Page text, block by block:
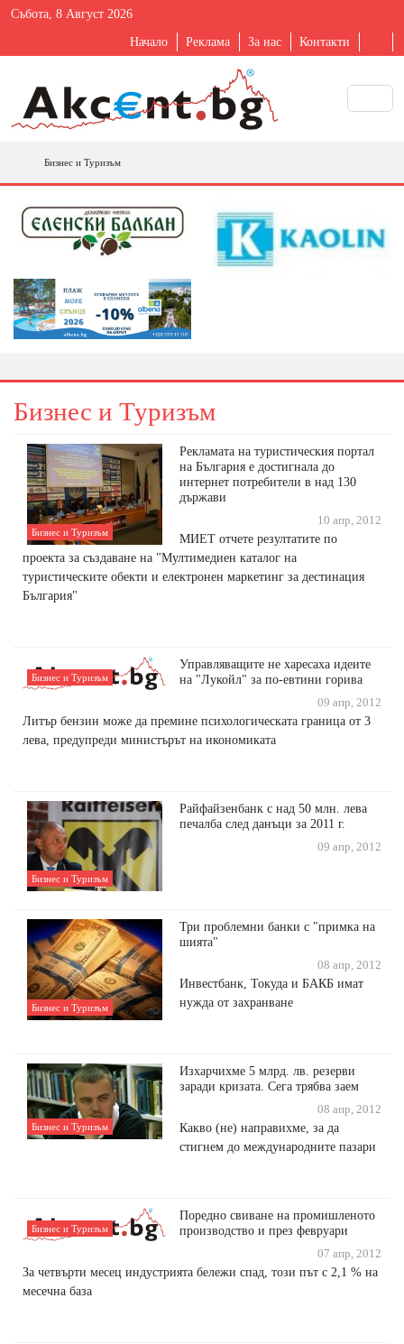
Събота, 8 Август 2026
Начало Реклама За нас Контакти
Бизнес и Туризъм
Бизнес и Туризъм
Бизнес и Туризъм
Рекламата на туристическия портал
на България е достигнала до
интернет потребители в над 130
държави
10 апр, 2012
МИЕТ отчете резултатите по
проекта за създаване на "Мултимедиен каталог на
туристическите обекти и електронен маркетинг за дестинация
България"
Бизнес и Туризъм
Управляващите не харесаха идеите
на "Лукойл" за по-евтини горива
09 апр, 2012
Литър бензин може да премине психологическата граница от 3
лева, предупреди министърът на икономиката
Бизнес и Туризъм
Райфайзенбанк с над 50 млн. лева
печалба след данъци за 2011 г.
09 апр, 2012
Бизнес и Туризъм
Три проблемни банки с "примка на
шията"
08 апр, 2012
Инвестбанк, Токуда и БАКБ имат
нужда от захранване
Бизнес и Туризъм
Изхарчихме 5 млрд. лв. резерви
заради кризата. Сега трябва заем
08 апр, 2012
Какво (не) направихме, за да
стигнем до международните пазари
Бизнес и Туризъм
Поредно свиване на промишленото
производство и през февруари
07 апр, 2012
За четвърти месец индустрията бележи спад, този път с 2,1 % на
месечна база